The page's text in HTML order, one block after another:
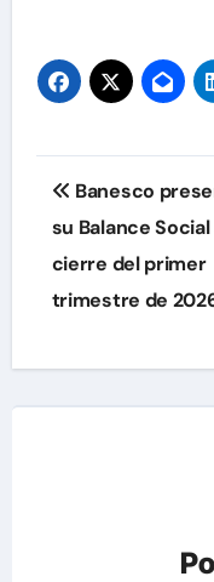
de
entradas
Banesco
su Balance Social
cierre del primer
trimestre de